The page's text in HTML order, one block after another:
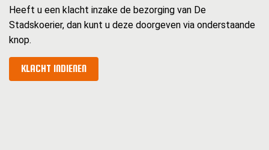
Heeft u een klacht inzake de bezorging van De
Stadskoerier, dan kunt u deze doorgeven via onderstaande
knop.
KLACHT INDIENEN